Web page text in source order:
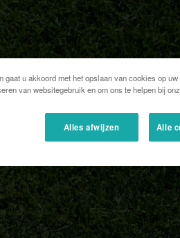
gaat u akkoord met het opslaan van cookies op
van websitegebruik en om ons te helpen bij
Alles afwijzen Alle